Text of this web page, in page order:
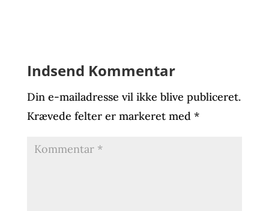
Indsend Kommentar
Din e-mailadresse vil ikke blive publiceret.
Krævede felter er markeret med *